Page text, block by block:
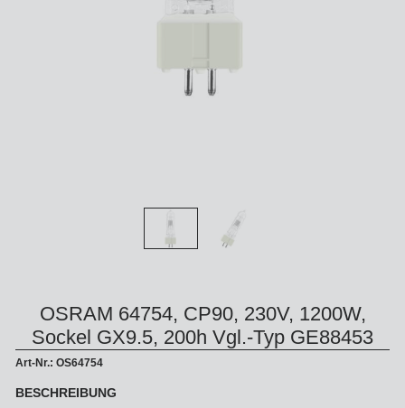
OSRAM 64754, CP90, 230V, 1200W,
Sockel GX9.5, 200h Vgl.-Typ GE88453
Art-Nr.: OS64754
BESCHREIBUNG